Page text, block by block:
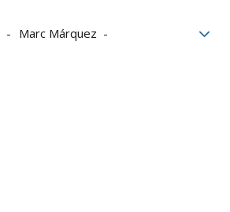
Marc Márquez